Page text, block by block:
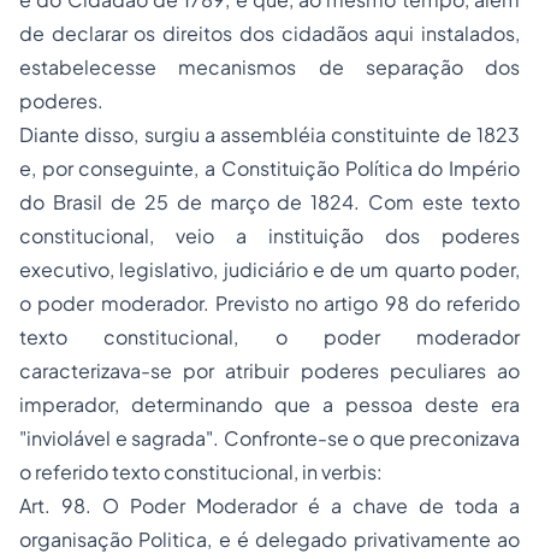
de declarar os direitos dos cidadãos aqui instalados,
estabelecesse mecanismos de separaçãodos
poderes.
Diante disso, surgiu a assembléia constituinte de 1823
e, por conseguinte, a Constituição Política do Império
do Brasil de 25 de março de 1824. Com este texto
constitucional, veio a instituição dos poderes
executivo, legislativo, judiciário e de um quarto poder,
o poder moderador. Previsto no artigo 98 do referido
texto constitucional, o poder moderador
caracterizava-se por atribuir poderes peculiares ao
imperador, determinando que a pessoa deste era
"inviolável e sagrada". Confronte-se o que preconizava
o referido texto constitucional, in verbis:
Art. 98. O Poder Moderador é a chave de toda a
organisação Politica, e é delegado privativamente ao